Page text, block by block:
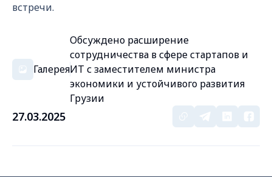
встречи.
Галерея
Обсуждено расширение
сотрудничества в сфере стартапов и
ИТ с заместителем министра
экономики и устойчивого развития
Грузии
27.03.2025